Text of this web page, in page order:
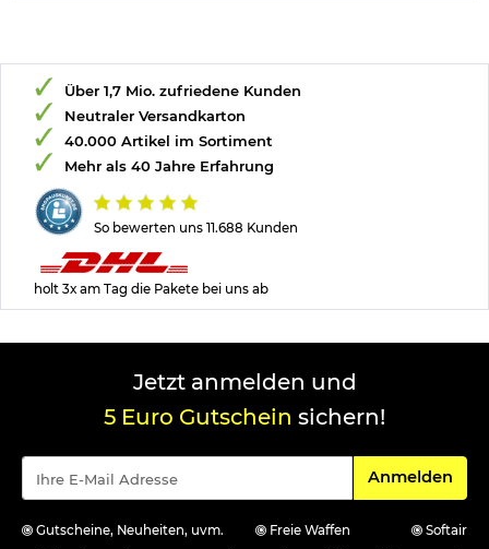
So bewerten uns 11.688 Kunden
Über 1,7 Mio. zufriedene Kunden
Neutraler Versandkarton
40.000 Artikel im Sortiment
Mehr als 40 Jahre Erfahrung
holt 3x am Tag die Pakete bei uns ab
Jetzt anmelden und
5 Euro Gutschein sichern!
Für den
Anmelden
Gutscheine, Neuheiten, uvm. Freie Waffen
Softair